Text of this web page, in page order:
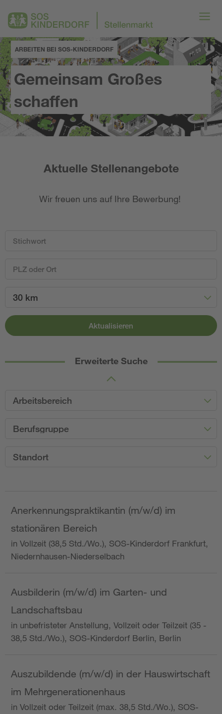
ARBEITEN BEI SOS-KINDERDORF
Gemeinsam Großes
schaffen
Aktuelle Stellenangebote
Wir freuen uns auf Ihre Bewerbung!
30 km
Aktualisieren
Erweiterte Suche
Arbeitsbereich
Berufsgruppe
Standort
Anerkennungspraktikantin (m/w/d) im
stationären Bereich
in Vollzeit (38,5 Std./Wo.), SOS-Kinderdorf Frankfurt,
Niedernhausen-Niederselbach
Ausbilderin (m/w/d) im Garten- und
Landschaftsbau
in unbefristeter Anstellung, Vollzeit oder Teilzeit (35 -
38,5 Std./Wo.), SOS-Kinderdorf Berlin, Berlin
Auszubildende (m/w/d) in der Hauswirtschaft
im Mehrgenerationenhaus
in Vollzeit oder Teilzeit (max. 38,5 Std./Wo.), SOS-